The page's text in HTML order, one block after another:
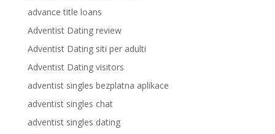
advance title loans
Adventist Dating review
Adventist Dating siti per adulti
Adventist Dating visitors
adventist singles bezplatna aplikace
adventist singles chat
adventist singles dating